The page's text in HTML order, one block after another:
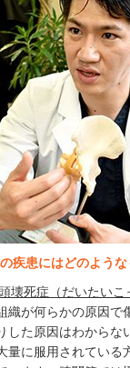
疾患にはどのよう
壊死症（だいたいこ
織が何らかの原因で
した原因はわからな
量に服用されている